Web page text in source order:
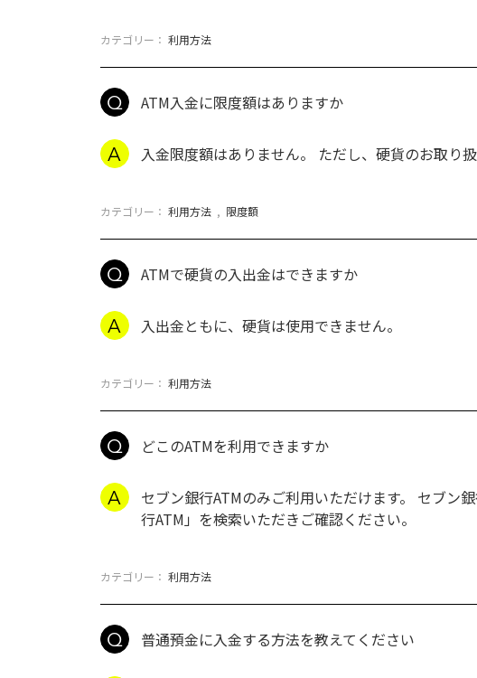
カテゴリー： 利用方法
ATM入金に限度額はありますか
入金限度額はありません。 ただし、硬貨のお取り
カテゴリー： 利用方法, 限度額
ATMで硬貨の入出金はできますか
入出金ともに、硬貨は使用できません。
カテゴリー： 利用方法
どこのATMを利用できますか
セブン銀行ATMのみご利用いただけます。 セブン
行ATM」を検索いただきご確認ください。
カテゴリー： 利用方法
普通預金に入金する方法を教えてください